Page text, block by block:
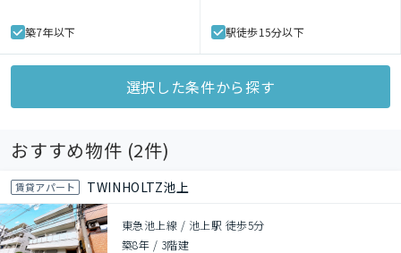
築7年以下 駅徒歩15分以下
選択した条件から探す
おすすめ物件 (2件)
賃貸アパート TWINHOLTZ池上
東急池上線 / 池上駅 徒歩5分
築8年 / 3階建